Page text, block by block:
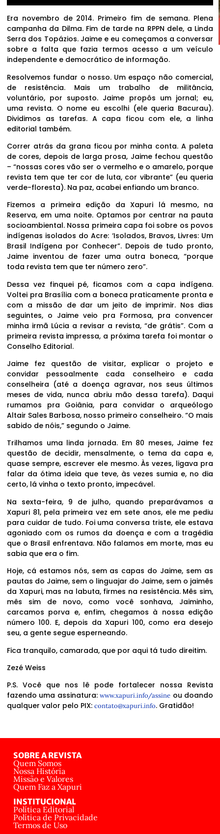
Era novembro de 2014. Primeiro fim de semana. Plena
campanha da Dilma. Fim de tarde na RPPN dele, a Linda
Serra dos Topázios. Jaime e eu começamos a conversar
sobre a falta que fazia termos acesso a um veículo
independente e democrático de informação.
Resolvemos fundar o nosso. Um espaço não comercial,
de resistência. Mais um trabalho de militância,
voluntário, por suposto. Jaime propôs um jornal; eu,
uma revista. O nome eu escolhi (ele queria Bacurau).
Dividimos as tarefas. A capa ficou com ele, a linha
editorial também.
Correr atrás da grana ficou por minha conta. A paleta
de cores, depois de larga prosa, Jaime fechou questão
– “nossas cores vão ser o vermelho e o amarelo, porque
revista tem que ter cor de luta, cor vibrante” (eu queria
verde-floresta). Na paz, acabei enfiando um branco.
Fizemos a primeira edição da Xapuri lá mesmo, na
Reserva, em uma noite. Optamos por centrar na pauta
socioambiental. Nossa primeira capa foi sobre os povos
indígenas isolados do Acre: ‘Isolados, Bravos, Livres: Um
Brasil Indígena por Conhecer”. Depois de tudo pronto,
Jaime inventou de fazer uma outra boneca, “porque
toda revista tem que ter número zero”.
Dessa vez finquei pé, ficamos com a capa indígena.
Voltei pra Brasília com a boneca praticamente pronta e
com a missão de dar um jeito de imprimir. Nos dias
seguintes, o Jaime veio pra Formosa, pra convencer
minha irmã Lúcia a revisar a revista, “de grátis”. Com a
primeira revista impressa, a próxima tarefa foi montar o
Conselho Editorial.
Jaime fez questão de visitar, explicar o projeto e
convidar pessoalmente cada conselheiro e cada
conselheira (até a doença agravar, nos seus últimos
meses de vida, nunca abriu mão dessa tarefa). Daqui
rumamos pra Goiânia, para convidar o arqueólogo
Altair Sales Barbosa, nosso primeiro conselheiro. “O mais
sabido de nóis,” segundo o Jaime.
Trilhamos uma linda jornada. Em 80 meses, Jaime fez
questão de decidir, mensalmente, o tema da capa e,
quase sempre, escrever ele mesmo. Às vezes, ligava pra
falar da ótima ideia que teve, às vezes sumia e, no dia
certo, lá vinha o texto pronto, impecável.
Na sexta-feira, 9 de julho, quando preparávamos a
Xapuri 81, pela primeira vez em sete anos, ele me pediu
para cuidar de tudo. Foi uma conversa triste, ele estava
agoniado com os rumos da doença e com a tragédia
que o Brasil enfrentava. Não falamos em morte, mas eu
sabia que era o fim.
Hoje, cá estamos nós, sem as capas do Jaime, sem as
pautas do Jaime, sem o linguajar do Jaime, sem o jaimês
da Xapuri, mas na labuta, firmes na resistência. Mês sim,
mês sim de novo, como você sonhava, Jaiminho,
carcamos porva e, enfim, chegamos à nossa edição
número 100. E, depois da Xapuri 100, como era desejo
seu, a gente segue esperneando.
Fica tranquilo, camarada, que por aqui tá tudo direitim.
Zezé Weiss
P.S. Você que nos lê pode fortalecer nossa Revista
fazendo uma assinatura:www.xapuri.info/assine ou doando
qualquer valor pelo PIX: contato@xapuri.info. Gratidão!
SOBRE A REVISTA
Quem Somos
Nossa História
Missão e Valores
Quem Faz a Xapuri
INSTITUCIONAL
Política Editorial
Política de Privacidade
Termos de Uso